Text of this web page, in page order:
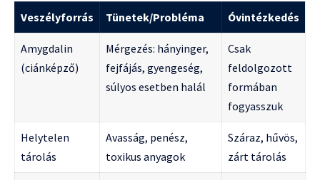
Veszélyforrás
Tünetek/Probléma Óvintézkedés
Amygdalin
(ciánképző)
Mérgezés: hányinger,
fejfájás, gyengeség,
súlyos esetben halál
Csak
feldolgozott
formában
fogyasszuk
Helytelen
tárolás
Avasság, penész,
toxikus anyagok
Száraz, hűvös,
zárt tárolás